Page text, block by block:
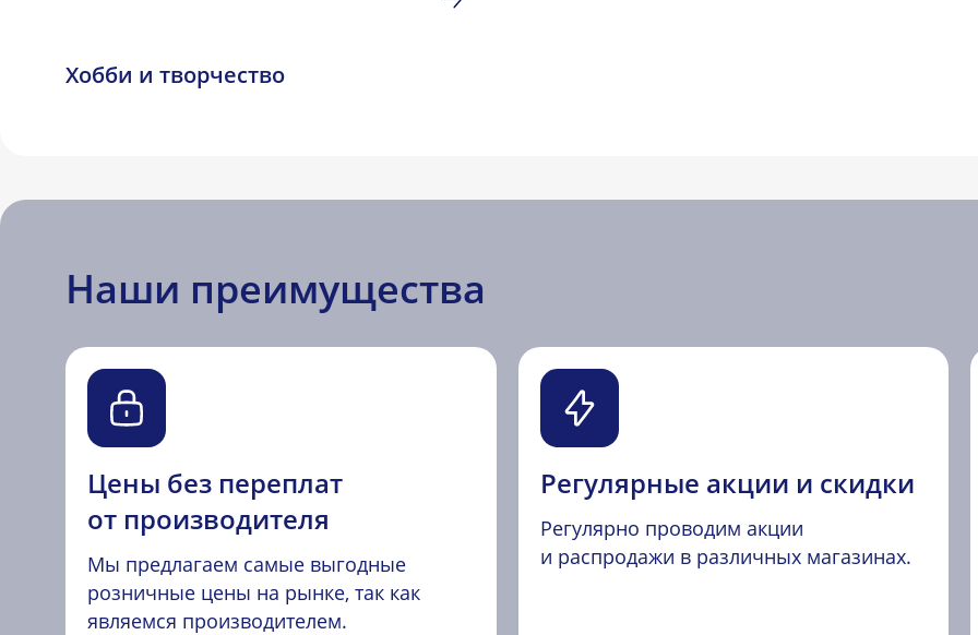
Хобби и творчество
Наши преимущества
Цены без переплат
от производителя
Мы предлагаем самые выгодные
розничные цены на рынке, так как
являемся производителем.
Регулярные акции и скидки
Регулярно проводим акции
и распродажи в различных магазинах.